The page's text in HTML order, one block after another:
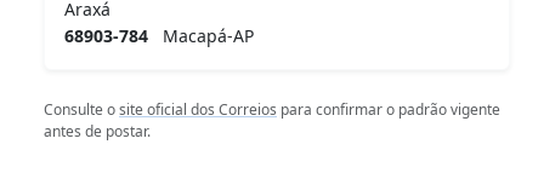
Araxá
68903-784 Macapá-AP
Consulte osite oficial dos Correios para confirmar o padrão vigente
antes de postar.